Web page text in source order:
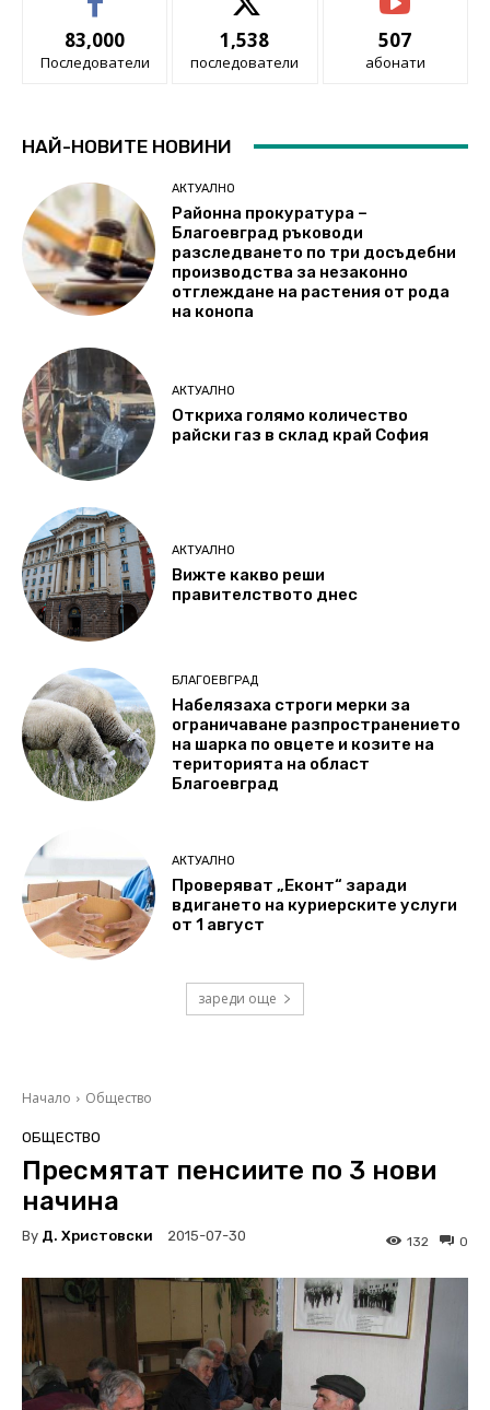
83,000
Последователи
1,538
последователи
507
абонати
НАЙ-НОВИТЕ НОВИНИ
АКТУАЛНО
Районна прокуратура –
Благоевград ръководи
разследването по три досъдебни
производства за незаконно
отглеждане на растения от рода
на конопа
АКТУАЛНО
Откриха голямо количество
райски газ в склад край София
АКТУАЛНО
Вижте какво реши
правителството днес
БЛАГОЕВГРАД
Набелязаха строги мерки за
ограничаване разпространението
на шарка по овцете и козите на
територията на област
Благоевград
АКТУАЛНО
Проверяват „Еконт“ заради
вдигането на куриерските услуги
от 1 август
зареди още